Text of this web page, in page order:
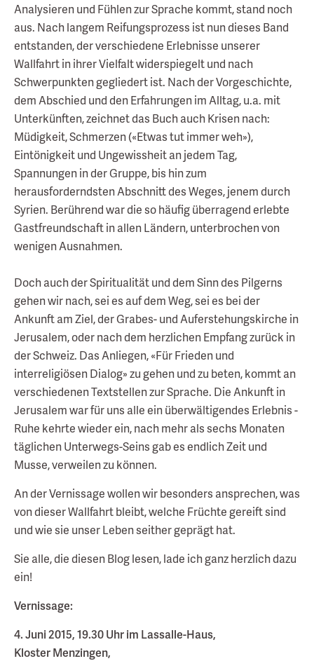
Analysieren und Fühlen zur Sprache kommt, stand noch
aus. Nach langem Reifungsprozess ist nun dieses Band
entstanden, der verschiedene Erlebnisse unserer
Wallfahrt in ihrer Vielfalt widerspiegelt und nach
Schwerpunkten gegliedert ist. Nach der Vorgeschichte,
dem Abschied und den Erfahrungen im Alltag, u.a. mit
Unterkünften, zeichnet das Buch auch Krisen nach:
Müdigkeit, Schmerzen («Etwas tut immer weh»),
Eintönigkeit und Ungewissheit an jedem Tag,
Spannungen in der Gruppe, bis hin zum
herausforderndsten Abschnitt des Weges, jenem durch
Syrien. Berührend war die so häufig überragend erlebte
Gastfreundschaft in allen Ländern, unterbrochen von
wenigen Ausnahmen.
Doch auch der Spiritualität und dem Sinn des Pilgerns
gehen wir nach, sei es auf dem Weg, sei es bei der
Ankunft am Ziel, der Grabes- und Auferstehungskirche in
Jerusalem, oder nach dem herzlichen Empfang zurück in
der Schweiz. Das Anliegen, «Für Frieden und
interreligiösen Dialog» zu gehen und zu beten, kommt an
verschiedenen Textstellen zur Sprache. Die Ankunft in
Jerusalem war für uns alle ein überwältigendes Erlebnis -
Ruhe kehrte wieder ein, nach mehr als sechs Monaten
täglichen Unterwegs-Seins gab es endlich Zeit und
Musse, verweilen zu können.
An der Vernissage wollen wir besonders ansprechen, was
von dieser Wallfahrt bleibt, welche Früchte gereift sind
und wie sie unser Leben seither geprägt hat.
Sie alle, die diesen Blog lesen, lade ich ganz herzlich dazu
ein!
Vernissage:
4. Juni 2015, 19.30 Uhr im Lassalle-Haus,
Kloster Menzingen,